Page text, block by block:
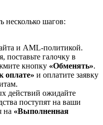
несколько шагов:
и AML-политикой.
поставьте галочку в
кнопку «Обменять».
оплате» и оплатите заявку
действий ожидайте
поступят на ваши
на «Выполненная